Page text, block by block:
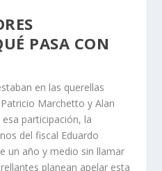
PASA CON
en las querellas
Marchetto y Alan
participación, la
del fiscal Eduardo
un año y medio sin llamar
planean apelar esta